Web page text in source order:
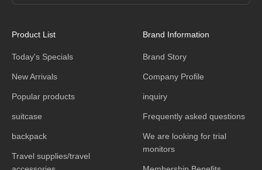
Product List
Today's Specials
New Arrivals
Popular products
suitcase
backpack
Travel supplies/travel
Brand Information
Brand Story
Company Profile
inquiry
Frequently asked questions
We are looking for trial
monitors